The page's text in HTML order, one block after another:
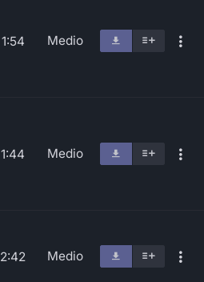
1:54 Medio
1:44 Medio
2:42 Medio